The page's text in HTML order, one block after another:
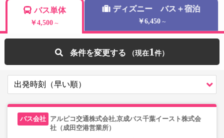
バス単体
￥4,500 ～
ディズニー バス＋宿泊
￥6,450 ～
条件を変更する 1
アルピコ交通株式会社,京成バス千葉イースト株式会
社（成田空港営業所）